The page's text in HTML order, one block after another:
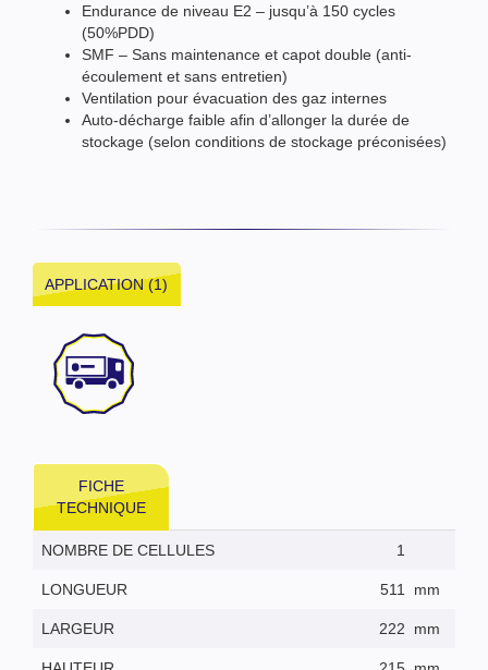
Endurance de niveau E2 – jusqu’à 150 cycles
(50%PDD)
SMF – Sans maintenance et capot double (anti-
écoulement et sans entretien)
Ventilation pour évacuation des gaz internes
Auto-décharge faible afin d’allonger la durée de
stockage (selon conditions de stockage préconisées)
APPLICATION (1)
FICHE
TECHNIQUE
NOMBRE DE CELLULES 1
LONGUEUR 511 mm
LARGEUR 222 mm